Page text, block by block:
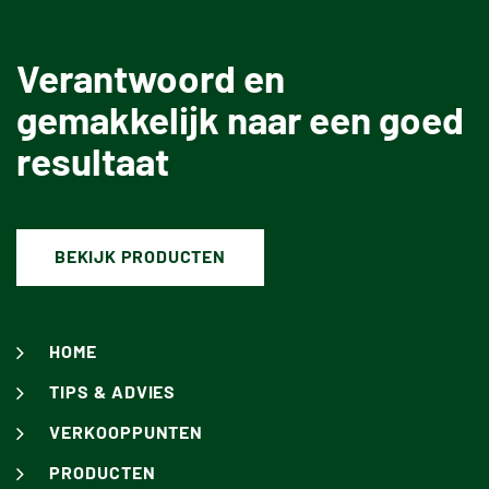
Verantwoord en
gemakkelijk naar een goed
resultaat
BEKIJK PRODUCTEN
HOME
TIPS & ADVIES
VERKOOPPUNTEN
PRODUCTEN